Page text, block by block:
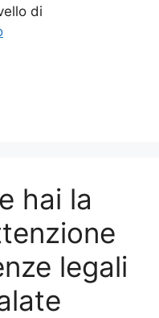
di
hai la
legali